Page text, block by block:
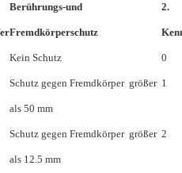
Berührungs-und
Fremdkörperschutz
2.
Kein Schutz 0
Schutz gegen Fremdkörper größer
als 50 mm
1
Schutz gegen Fremdkörper größer
als 12.5 mm
2